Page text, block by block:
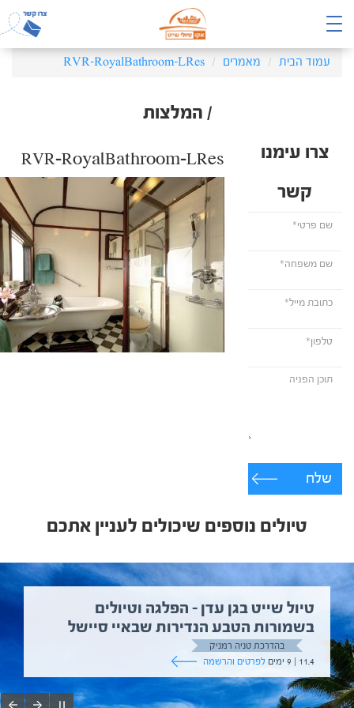
עמוד הבית מאמרים RVR-RoyalBathroom-LRes
/ המלצות
צרו עימנו
קשר
שלח
RVR-RoyalBathroom-LRes
טיולים נוספים שיכולים לעניין אתכם
טיול שייט בגן עדן – הפלגה וטיולים
בשמורות הטבע הנדירות שבאיי סיישל
בהדרכת טניה רמניק
11.4 | 9 ימים
לפרטים והרשמה